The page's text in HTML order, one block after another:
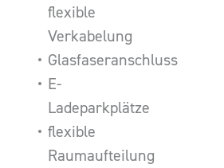
flexible
Verkabelung
Glasfaseranschluss
E-
Ladeparkplätze
flexible
Raumaufteilung